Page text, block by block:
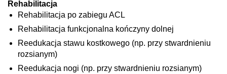
Rehabilitacja
Rehabilitacja po zabiegu ACL
Rehabilitacja funkcjonalna kończyny dolnej
Reedukacja stawu kostkowego (np. przy stwardnieniu
rozsianym)
Reedukacja nogi (np. przy stwardnieniu rozsianym)